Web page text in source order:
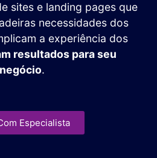
sites e landing pages que
necessidades dos
a experiência dos
resultados para seu
negócio.
Especialista